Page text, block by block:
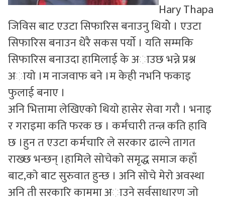
Hary Thapa
जिविस बाट एउटा सिफारिस बनाउनु थियोे । एउटा
सिफारिस बनाउन धेेरै सकस पर्याे । यति सम्मकि
सिफारिस बनाउदा हामिलाई के अाउछ भन्ने प्रश्न
अायाे ।म नाजवाफ बने ।म केही नभनि फकाइ
फुलाई बनाए ।
अनि भित्तामा लेखिएकाे थियाे हासेर सेवा गराै । भनाइ
र गराइमा कति फरक छ । कर्मचारी तन्त्र कति हावि
छ ।हुन त एउटा कर्मचारि ले सरकार ढाल्ने तागत
राख्छ भन्छन् ।हामिले साेचेकाे समृद्ध समाज कहाँ
बाट,काे बाट सुरुवात हुन्छ । अनि साेचे मेराे अवस्था
अनि ती सरकारि काममा अाउने सर्वसाधारण जाे